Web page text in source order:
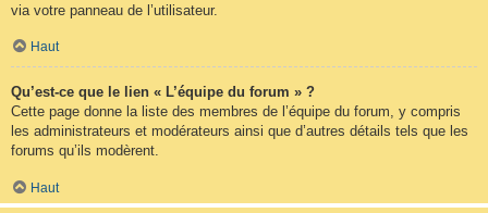
via votre panneau de l’utilisateur.
Haut
Qu’est-ce que le lien « L’équipe du forum » ?
Cette page donne la liste des membres de l’équipe du forum, y compris
les administrateurs et modérateurs ainsi que d’autres détails tels que les
forums qu’ils modèrent.
Haut